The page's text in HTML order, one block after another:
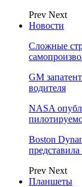
Prev Next
Новости
Сложные
GM
водителя
NASA
Boston
Prev Next
Планшеты